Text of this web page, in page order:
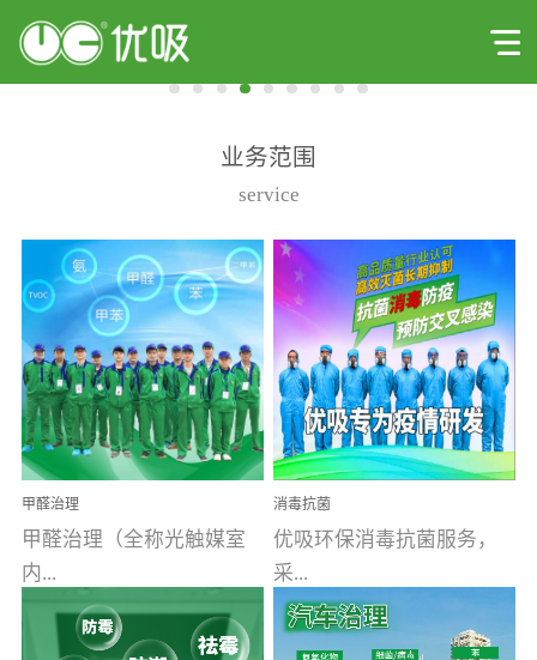
业务范围
service
甲醛治理
甲醛治理（全称光触媒室
内...
消毒抗菌
优吸环保消毒抗菌服务，
采...